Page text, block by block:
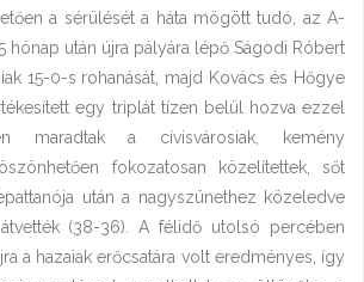
a sérülését a háta mögött tudó, az A-
hónap után újra pályára lépő Ságodi Róbert
15-0-s rohanását, majd Kovács és Hőgye
egy triplát tízen belül hozva ezzel
maradtak a cívisvárosiak, kemény
fokozatosan közelítettek, sőt
után a nagyszünethez közeledve
(38-36). A félidő utolsó percében
a hazaiak erőcsatára volt eredményes, így